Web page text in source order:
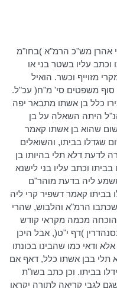
אהרן מש"כ הרמ"א )בחו"מ
וכתב עליו בשטר בני או
מזוייף וכשר. הואיל
סוף משפטים סי' מ"ח( עכ"ל.
כלל בן אשתו מתבאר יפה
היתה השאלה על בן
שהוא בן אשתו קאמר
שגדלו בביתו, והשואלים
לדעת דלא תלי בהיותו בן
וכתב עליו בנילישנא
ליה בדעת מוהר"ם
בביתו קאמר דשפיר קרי ליה
הרמ"א והלבוש, שהרי
הוכחה מכמה מקראי קודש
)דף י"ט(, אבל היכן
ודאי כמו שהבינו בכונתו
תלי בבן אשתו כלל,דאף אם
בביתו. וכן כתב בשו"ת
לגבי קריאה לתורה יקראו